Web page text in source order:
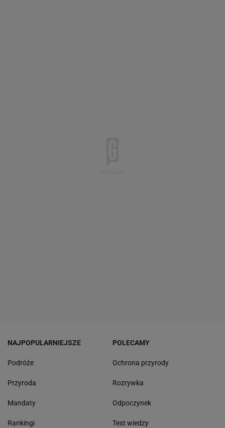
NAJPOPULARNIEJSZE
Podróże
Przyroda
Mandaty
Rankingi
POLECAMY
Ochrona przyrody
Rozrywka
Odpoczynek
Test wiedzy